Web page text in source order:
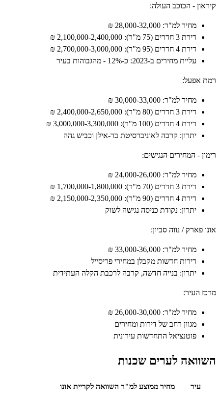
- הכוכב העולה:
מחיר למ"ר: 28,000-32,000 ₪
דירת 3 חדרים (75 מ"ר): 2,100,000-2,400,000 ₪
דירת 4 חדרים (95 מ"ר): 2,700,000-3,000,000 ₪
עליית מחירים ב-2023: כ-12% - מהגבוהות בעיר
מחיר למ"ר: 30,000-33,000 ₪
דירת 3 חדרים (80 מ"ר): 2,400,000-2,650,000 ₪
דירת 4 חדרים (100 מ"ר): 3,000,000-3,300,000 ₪
יתרון: קרבה לאוניברסיטת בר-אילן וכביש גהה
- המחירים הנגישים:
מחיר למ"ר: 24,000-26,000 ₪
דירת 3 חדרים (70 מ"ר): 1,700,000-1,800,000 ₪
דירת 4 חדרים (90 מ"ר): 2,150,000-2,350,000 ₪
יתרון: נקודת כניסה נגישה לשוק
/ נווה סביון:
מחיר למ"ר: 33,000-36,000 ₪
דירות חדשות מקבלן במחירי פריסייל
יתרון: בנייה חדשה, קרבה לרכבת הקלה העתידית
מחיר למ"ר: 26,000-30,000 ₪
מגוון רחב של דירות ומחירים
פוטנציאל התחדשות עירונית
לערים שכנות
מחיר ממוצע למ"ר השוואה לקריית אונו